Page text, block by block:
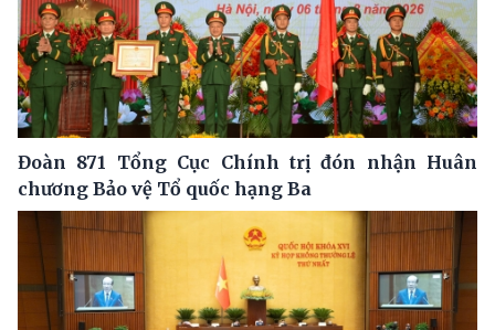
Đoàn 871 Tổng Cục Chính trị đón nhận Huân
chương Bảo vệ Tổ quốc hạng Ba